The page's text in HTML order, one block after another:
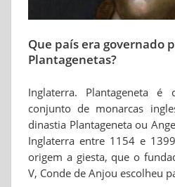
Que país era governado
Plantagenetas?
Inglaterra. Plantageneta
conjunto de monarcas
dinastia Plantageneta ou
Inglaterra entre 1154 e
origem a giesta, que o
V, Conde de Anjou escolheu